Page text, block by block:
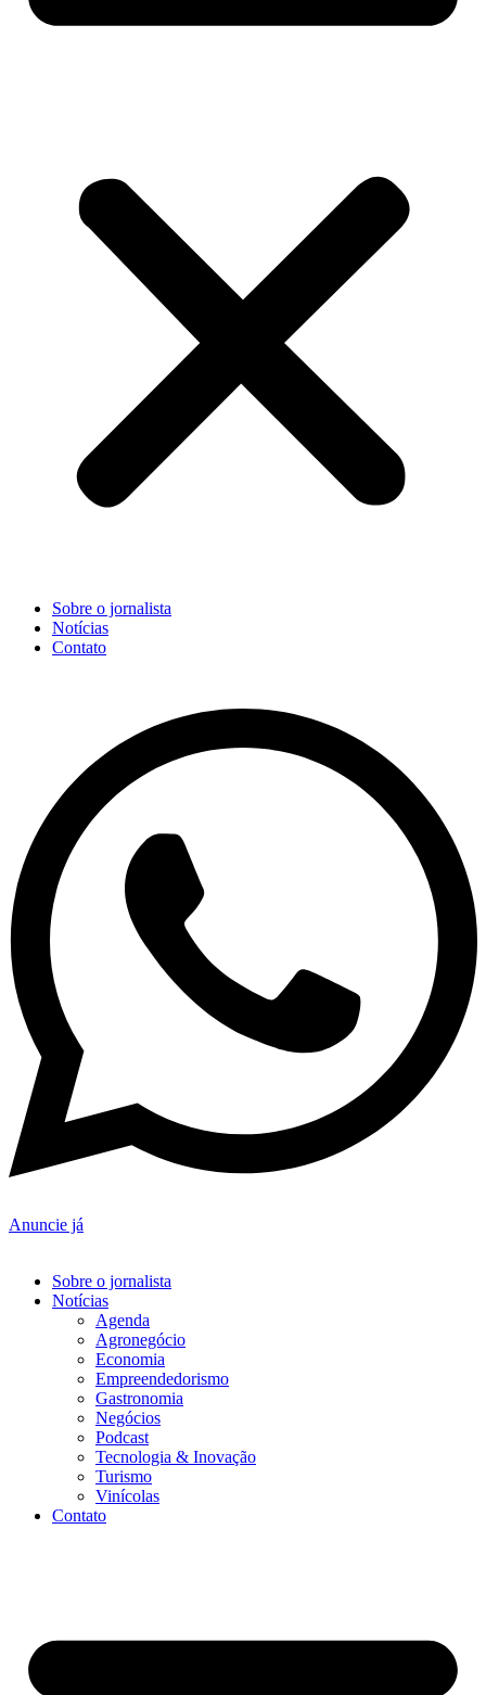
Sobre o jornalista
Notícias
Contato
Anuncie já
Sobre o jornalista
Notícias
Agenda
Agronegócio
Economia
Empreendedorismo
Gastronomia
Negócios
Podcast
Tecnologia & Inovação
Turismo
Vinícolas
Contato